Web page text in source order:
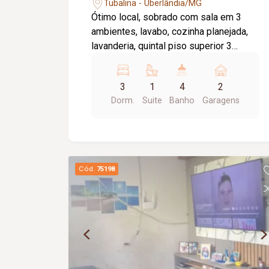
Tubalina - Uberlândia/MG
Ótimo local, sobrado com sala em 3
ambientes, lavabo, cozinha planejada,
lavanderia, quintal piso superior 3
quartos com armários
3
Dorm.
1
Suite
4
Banho
2
Garagens
Cód. 75198